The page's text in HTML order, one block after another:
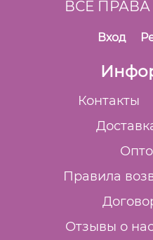
ВСЕ
Вход
Контакты
Правила
Отзывы о